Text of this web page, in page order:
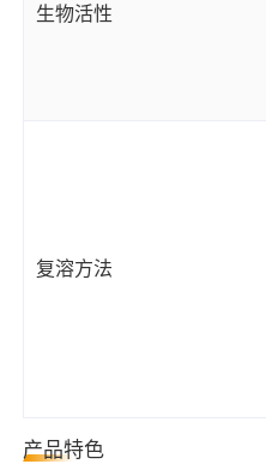
生物活性
复溶方法
产品特色